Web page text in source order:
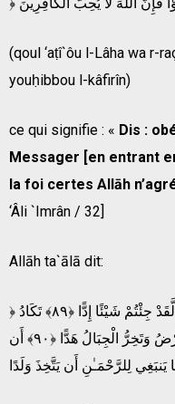
(qoul ‘aṭî`ôu l-Lâha wa r-
youḥibbou l-kâfirîn)
ce qui signifie : « Dis :
Messager [en entrant
la foi certes Allāh
‘Âli `Imrân / 32]
Allāh ta`ālā dit:
﴿ وَقَالُوا اتَّخَذَ الرَّ‌حْمَـٰنُ وَلَدًا ﴿٨٨﴾ لَّقَدْ جِئْتُمْ شَيْئًا إِدًّا ﴿٨٩﴾ تَكَادُ
السَّمَاوَاتُ يَتَفَطَّرْ‌نَ مِنْهُ وَتَنشَقُّ الْأَرْ‌ضُ وَتَخِرُّ‌ الْجِبَالُ هَدًّا ﴿٩٠﴾ أَن